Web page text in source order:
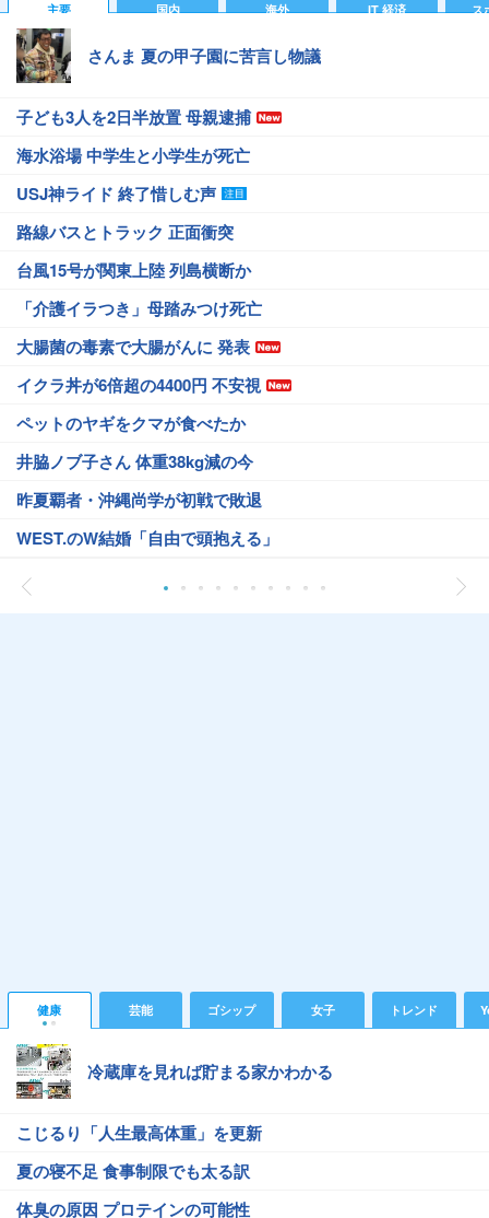
主要 国内 海外 IT 経済 ス
さんま 夏の甲子園に苦言し物議
子ども3人を2日半放置 母親逮捕
海水浴場 中学生と小学生が死亡
USJ神ライド 終了惜しむ声
路線バスとトラック 正面衝突
台風15号が関東上陸 列島横断か
「介護イラつき」母踏みつけ死亡
大腸菌の毒素で大腸がんに 発表
イクラ丼が6倍超の4400円 不安視
ペットのヤギをクマが食べたか
井脇ノブ子さん 体重38kg減の今
昨夏覇者・沖縄尚学が初戦で敗退
WEST.のW結婚「自由で頭抱える」
健康 芸能 ゴシップ 女子 トレンド
冷蔵庫を見れば貯まる家かわかる
こじるり「人生最高体重」を更新
夏の寝不足 食事制限でも太る訳
体臭の原因 プロテインの可能性